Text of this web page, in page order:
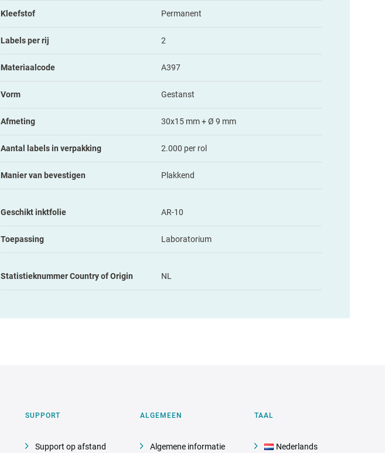
Kleefstof Permanent
Labels per rij 2
Materiaalcode A397
Vorm Gestanst
Afmeting 30x15 mm + Ø 9 mm
Aantal labels in verpakking 2.000 per rol
Manier van bevestigen Plakkend
Geschikt inktfolie AR-10
Toepassing Laboratorium
Statistieknummer Country of Origin NL
SUPPORT
Support op afstand
ALGEMEEN
Algemene informatie
TAAL
Nederlands